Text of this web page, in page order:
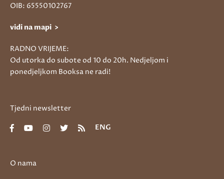
O nama
OIB: 65550102767
vidi na mapi >
RADNO VRIJEME:
Od utorka do subote od 10 do 20h. Nedjeljom i
ponedjeljkom Booksa ne radi!
Tjedni newsletter
ENG